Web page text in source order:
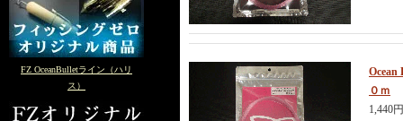
FZ OceanBulletライン（ハリ
ス）
０ｍ
1,440